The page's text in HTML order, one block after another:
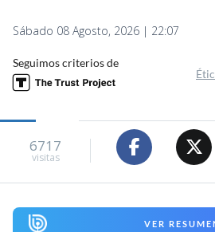
Sábado 08 Agosto, 2026 | 22:07
Seguimos criterios de
6717
visitas
VER